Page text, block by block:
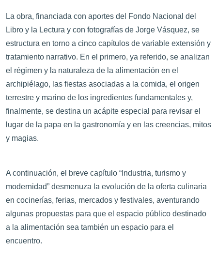
La obra, financiada con aportes del Fondo Nacional del
Libro y la Lectura y con fotografías de Jorge Vásquez, se
estructura en torno a cinco capítulos de variable extensión y
tratamiento narrativo. En el primero, ya referido, se analizan
el régimen y la naturaleza de la alimentación en el
archipiélago, las fiestas asociadas a la comida, el origen
terrestre y marino de los ingredientes fundamentales y,
finalmente, se destina un acápite especial para revisar el
lugar de la papa en la gastronomía y en las creencias, mitos
y magias.
A continuación, el breve capítulo “Industria, turismo y
modernidad” desmenuza la evolución de la oferta culinaria
en cocinerías, ferias, mercados y festivales, aventurando
algunas propuestas para que el espacio público destinado
a la alimentación sea también un espacio para el
encuentro.